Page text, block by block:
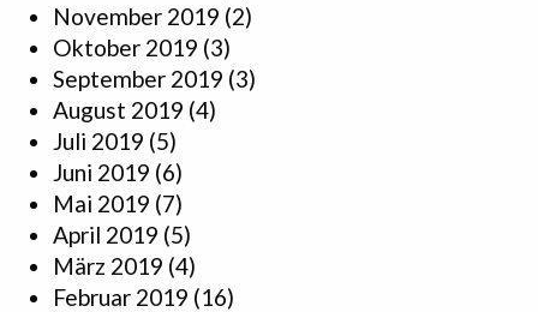
November 2019 (2)
Oktober 2019 (3)
September 2019 (3)
August 2019 (4)
Juli 2019 (5)
Juni 2019 (6)
Mai 2019 (7)
April 2019 (5)
März 2019 (4)
Februar 2019 (16)